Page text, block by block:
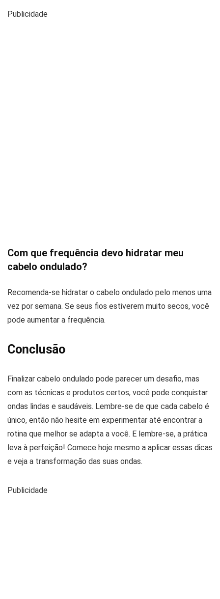
Publicidade
Com que frequência devo hidratar meu
cabelo ondulado?
Recomenda-se hidratar o cabelo ondulado pelo menos uma
vez por semana. Se seus fios estiverem muito secos, você
pode aumentar a frequência.
Conclusão
Finalizar cabelo ondulado pode parecer um desafio, mas
com as técnicas e produtos certos, você pode conquistar
ondas lindas e saudáveis. Lembre-se de que cada cabelo é
único, então não hesite em experimentar até encontrar a
rotina que melhor se adapta a você. E lembre-se, a prática
leva à perfeição! Comece hoje mesmo a aplicar essas dicas
e veja a transformação das suas ondas.
Publicidade